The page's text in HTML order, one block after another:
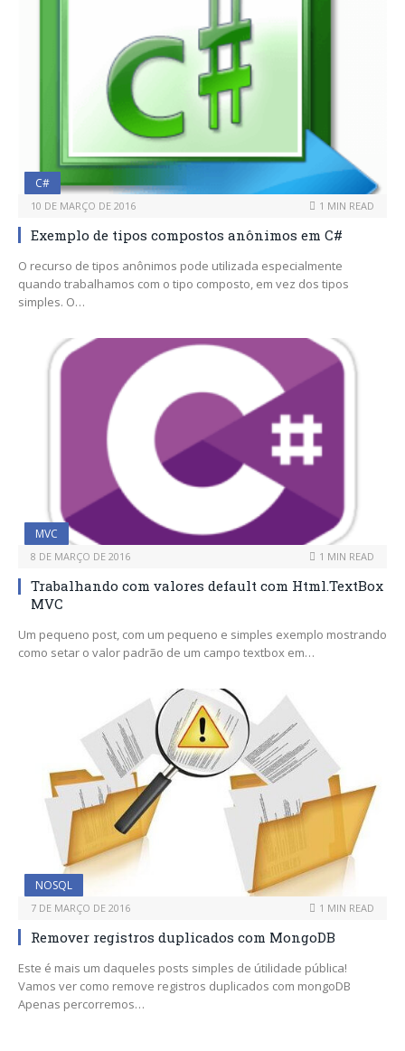
C#
10 DE MARÇO DE 2016 1 MIN READ
Exemplo de tipos compostos anônimos em C#
O recurso de tipos anônimos pode utilizada especialmente
quando trabalhamos com o tipo composto, em vez dos tipos
simples. O…
MVC
8 DE MARÇO DE 2016 1 MIN READ
Trabalhando com valores default com Html.TextBox
MVC
Um pequeno post, com um pequeno e simples exemplo mostrando
como setar o valor padrão de um campo textbox em…
NOSQL
7 DE MARÇO DE 2016 1 MIN READ
Remover registros duplicados com MongoDB
Este é mais um daqueles posts simples de útilidade pública!
Vamos ver como remove registros duplicados com mongoDB
Apenas percorremos…